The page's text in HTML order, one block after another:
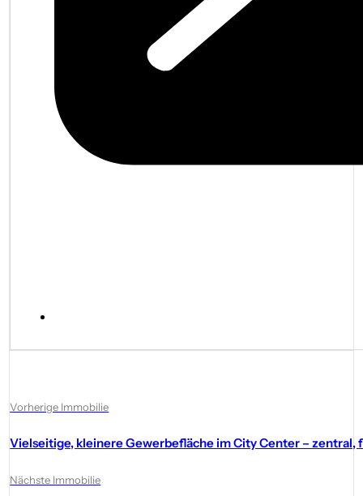
Vorherige Immobilie
Vielseitige, kleinere Gewerbefläche im City Center – zentral,
Nächste Immobilie